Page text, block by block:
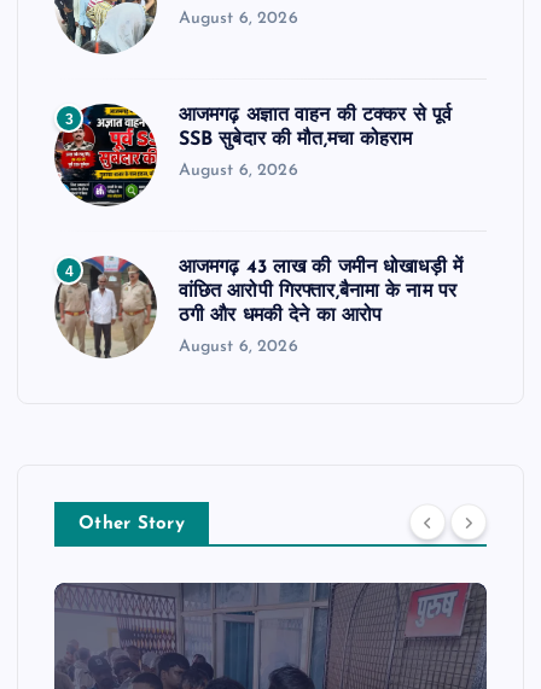
August 6, 2026
3
आजमगढ़ अज्ञात वाहन की टक्कर से पूर्व
SSB सुबेदार की मौत,मचा कोहराम
August 6, 2026
4
आजमगढ़ 43 लाख की जमीन धोखाधड़ी में
वांछित आरोपी गिरफ्तार,बैनामा के नाम पर
ठगी और धमकी देने का आरोप
August 6, 2026
Other Story